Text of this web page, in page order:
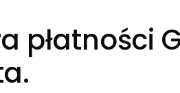
płatności